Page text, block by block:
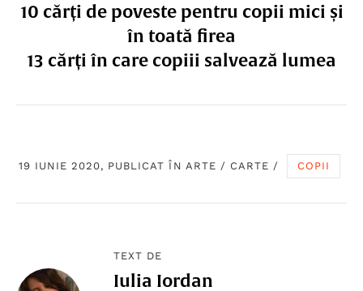
10 cărți de poveste pentru copii mici și
în toată firea
13 cărți în care copiii salvează lumea
19 IUNIE 2020, PUBLICAT ÎN ARTE / CARTE / COPII
TEXT DE
Iulia Iordan